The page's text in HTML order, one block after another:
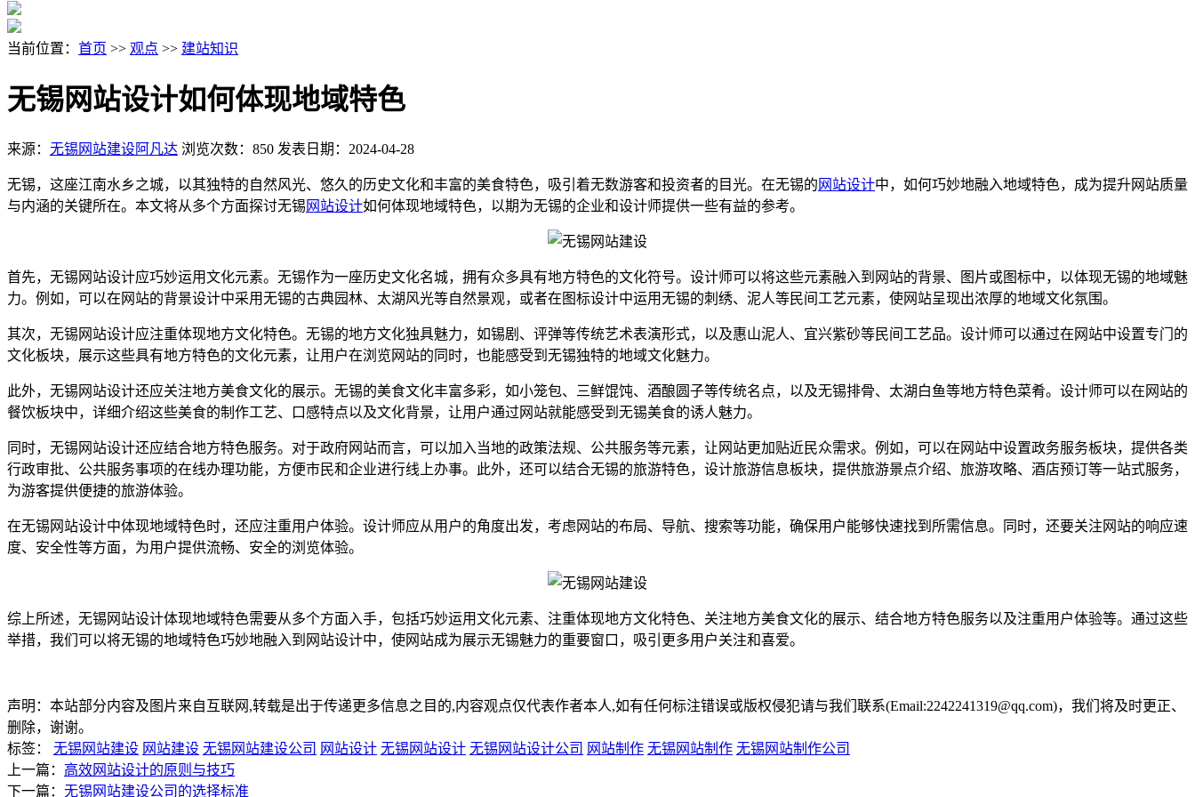
当前位置： 首页 >> 观点 >> 建站知识
无锡网站设计如何体现地域特色
来源： 无锡网站建设阿凡达 浏览次数：850 发表日期：2024-04-28
无锡，这座江南水乡之城，以其独特的自然风光、悠久的历史文化和丰富的美食特色，吸引着无数游客和投资者的目光。在无锡的 网站设计中，如何巧妙地融入地域特色，成为提升网站质量
与内涵的关键所在。本文将从多个方面探讨无锡 网站设计如何体现地域特色，以期为无锡的企业和设计师提供一些有益的参考。
首先，无锡网站设计应巧妙运用文化元素。无锡作为一座历史文化名城，拥有众多具有地方特色的文化符号。设计师可以将这些元素融入到网站的背景、图片或图标中，以体现无锡的地域魅
力。例如，可以在网站的背景设计中采用无锡的古典园林、太湖风光等自然景观，或者在图标设计中运用无锡的刺绣、泥人等民间工艺元素，使网站呈现出浓厚的地域文化氛围。
其次，无锡网站设计应注重体现地方文化特色。无锡的地方文化独具魅力，如锡剧、评弹等传统艺术表演形式，以及惠山泥人、宜兴紫砂等民间工艺品。设计师可以通过在网站中设置专门的
文化板块，展示这些具有地方特色的文化元素，让用户在浏览网站的同时，也能感受到无锡独特的地域文化魅力。
此外，无锡网站设计还应关注地方美食文化的展示。无锡的美食文化丰富多彩，如小笼包、三鲜馄饨、酒酿圆子等传统名点，以及无锡排骨、太湖白鱼等地方特色菜肴。设计师可以在网站的
餐饮板块中，详细介绍这些美食的制作工艺、口感特点以及文化背景，让用户通过网站就能感受到无锡美食的诱人魅力。
同时，无锡网站设计还应结合地方特色服务。对于政府网站而言，可以加入当地的政策法规、公共服务等元素，让网站更加贴近民众需求。例如，可以在网站中设置政务服务板块，提供各类
行政审批、公共服务事项的在线办理功能，方便市民和企业进行线上办事。此外，还可以结合无锡的旅游特色，设计旅游信息板块，提供旅游景点介绍、旅游攻略、酒店预订等一站式服务，
为游客提供便捷的旅游体验。
在无锡网站设计中体现地域特色时，还应注重用户体验。设计师应从用户的角度出发，考虑网站的布局、导航、搜索等功能，确保用户能够快速找到所需信息。同时，还要关注网站的响应速
度、安全性等方面，为用户提供流畅、安全的浏览体验。
综上所述，无锡网站设计体现地域特色需要从多个方面入手，包括巧妙运用文化元素、注重体现地方文化特色、关注地方美食文化的展示、结合地方特色服务以及注重用户体验等。通过这些
举措，我们可以将无锡的地域特色巧妙地融入到网站设计中，使网站成为展示无锡魅力的重要窗口，吸引更多用户关注和喜爱。
声明：本站部分内容及图片来自互联网,转载是出于传递更多信息之目的,内容观点仅代表作者本人,如有任何标注错误或版权侵犯请与我们联系(Email:2242241319@qq.com)，我们将及时更正、
删除，谢谢。
标签：
无锡网站建设 网站建设 无锡网站建设公司 网站设计 无锡网站设计 无锡网站设计公司 网站制作 无锡网站制作 无锡网站制作公司
上一篇： 高效网站设计的原则与技巧
下一篇： 无锡网站建设公司的选择标准